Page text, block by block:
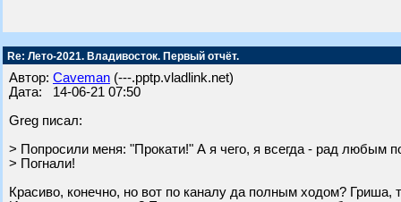
Re: Лето-2021. Владивосток. Первый отчёт.
Автор: Caveman (---.pptp.vladlink.net)
Дата: 14-06-21 07:50
Greg писал:
> Попросили меня: "Прокати!" А я чего, я всегда - рад любым
> Погнали!
Красиво, конечно, но вот по каналу да полным ходом? Гриша,